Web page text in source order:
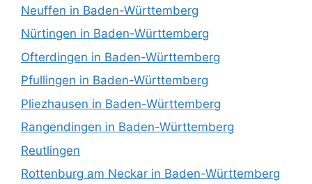
Neuffen in Baden-Württemberg
Nürtingen in Baden-Württemberg
Ofterdingen in Baden-Württemberg
Pfullingen in Baden-Württemberg
Pliezhausen in Baden-Württemberg
Rangendingen in Baden-Württemberg
Reutlingen
Rottenburg am Neckar in Baden-Württemberg